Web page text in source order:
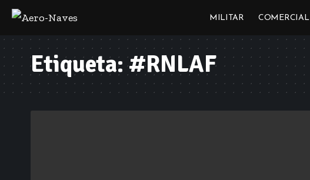
MILITAR COMERCIAL
Etiqueta:#RNLAF